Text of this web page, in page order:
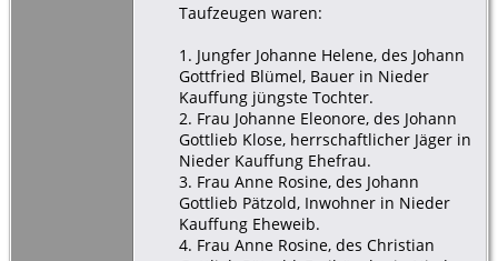
Taufzeugen waren:
1. Jungfer Johanne Helene, des Johann
Gottfried Blümel, Bauer in Nieder
Kauffung jüngste Tochter.
2. Frau Johanne Eleonore, des Johann
Gottlieb Klose, herrschaftlicher Jäger in
Nieder Kauffung Ehefrau.
3. Frau Anne Rosine, des Johann
Gottlieb Pätzold, Inwohner in Nieder
Kauffung Eheweib.
4. Frau Anne Rosine, des Christian